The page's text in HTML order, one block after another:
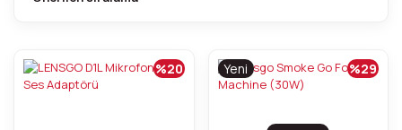
%20 Yeni %29